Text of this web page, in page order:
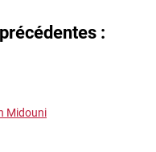
:
Midouni